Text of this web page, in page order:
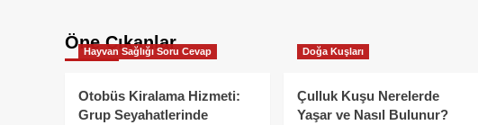
Öne Çıkanlar
Hayvan Sağlığı Soru Cevap
Otobüs Kiralama Hizmeti:
Grup Seyahatlerinde
Doğa Kuşları
Çulluk Kuşu Nerelerde
Yaşar ve Nasıl Bulunur?